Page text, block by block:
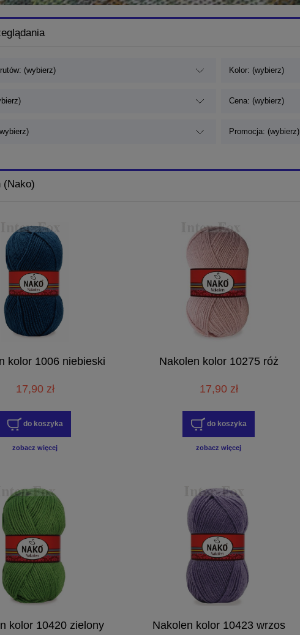
(wybierz) Kolor: (wybierz)
Cena: (wybierz)
Promocja: (wybierz)
(Nako)
kolor 1006 niebieski
17,90 zł
do koszyka
zobacz więcej
Nakolen kolor 10275 róż
17,90 zł
do koszyka
zobacz więcej
kolor 10420 zielony Nakolen kolor 10423 wrzos